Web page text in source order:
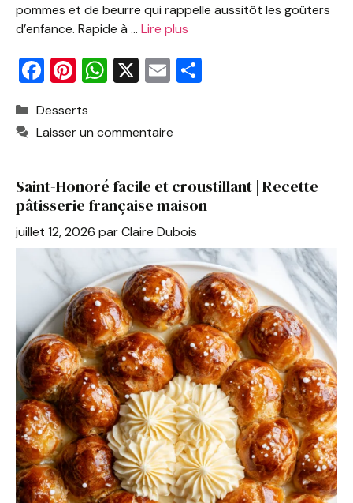
pommes et de beurre qui rappelle aussitôt les goûters
d’enfance. Rapide à … Lire plus
F
c
e
o
o
k
Pi
er
e
W
s
A
p
p
X E
l
Catégories
Desserts
Laisser un commentaire
Saint-Honoré facile et croustillant | Recette
pâtisserie française maison
juillet 12, 2026 parClaire Dubois